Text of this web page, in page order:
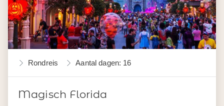
Rondreis Aantal dagen: 16
Magisch Florida